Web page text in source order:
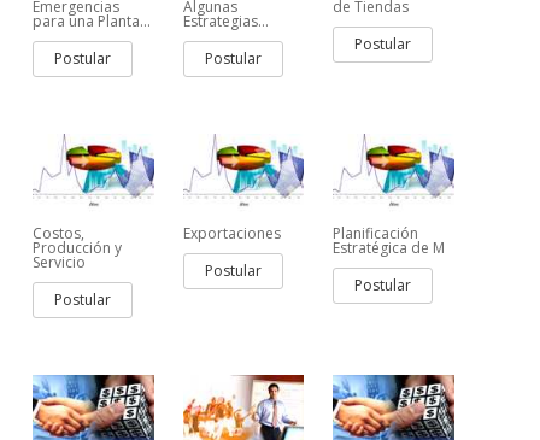
Emergencias
para una Planta...
Postular
Algunas
Estrategias...
Postular
de Tiendas
Postular
Costos,
Producción y
Servicio
Postular
Exportaciones
Postular
Planificación
Estratégica de M
Postular